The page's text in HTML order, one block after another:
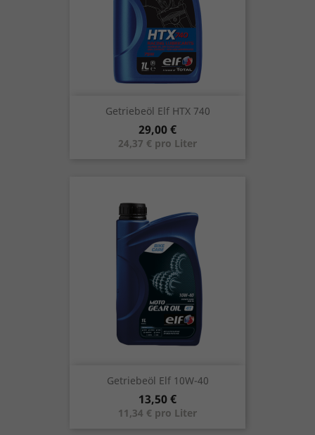
Getriebeöl Elf HTX 740
Preis
29,00 €
24,37 € pro Liter
Getriebeöl Elf 10W-40
Preis
13,50 €
11,34 € pro Liter